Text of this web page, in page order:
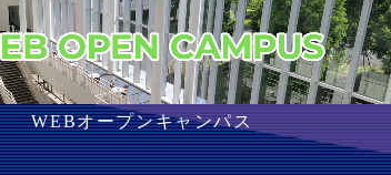
WEBオープンキャンパス